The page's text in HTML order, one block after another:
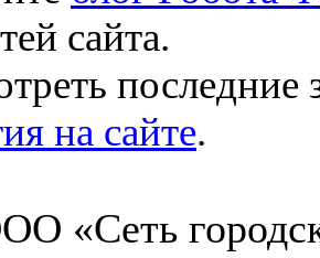
сайта.
последние
на сайте.
«Сеть